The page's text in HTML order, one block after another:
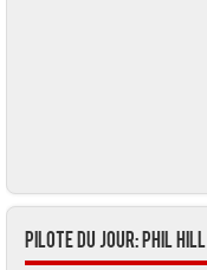
Pilote du jour: Phil HILL